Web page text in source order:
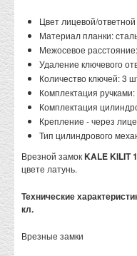
Цвет лицевой/
Материал планки:
Межосевое
Удаление ключевого
Количество ключей: 3
Комплектация ручками:
Комплектация
Крепление - через
Тип цилиндрового
Врезной замокKALE KILIT
цвете латунь.
Технические
кл.
Врезные замки